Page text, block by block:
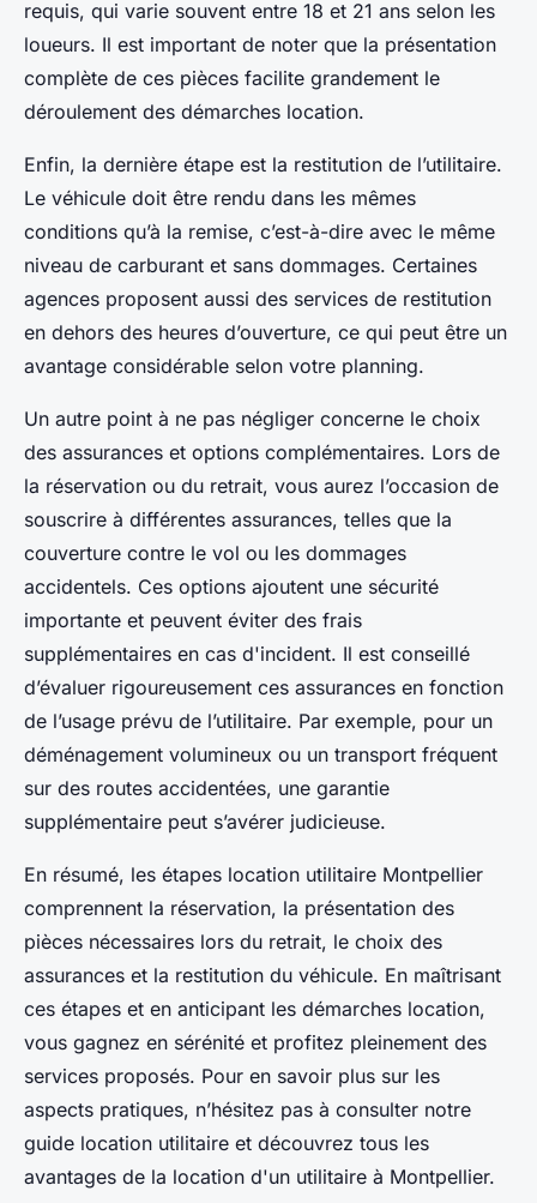
requis, qui varie souvent entre 18 et 21 ans selon les
loueurs. Il est important de noter que la présentation
complète de ces pièces facilite grandement le
déroulement des démarches location.
Enfin, la dernière étape est la restitution de l’utilitaire.
Le véhicule doit être rendu dans les mêmes
conditions qu’à la remise, c’est-à-dire avec le même
niveau de carburant et sans dommages. Certaines
agences proposent aussi des services de restitution
en dehors des heures d’ouverture, ce qui peut être un
avantage considérable selon votre planning.
Un autre point à ne pas négliger concerne le choix
des assurances et options complémentaires. Lors de
la réservation ou du retrait, vous aurez l’occasion de
souscrire à différentes assurances, telles que la
couverture contre le vol ou les dommages
accidentels. Ces options ajoutent une sécurité
importante et peuvent éviter des frais
supplémentaires en cas d'incident. Il est conseillé
d’évaluer rigoureusement ces assurances en fonction
de l’usage prévu de l’utilitaire. Par exemple, pour un
déménagement volumineux ou un transport fréquent
sur des routes accidentées, une garantie
supplémentaire peut s’avérer judicieuse.
En résumé, les étapes location utilitaire Montpellier
comprennent la réservation, la présentation des
pièces nécessaires lors du retrait, le choix des
assurances et la restitution du véhicule. En maîtrisant
ces étapes et en anticipant les démarches location,
vous gagnez en sérénité et profitez pleinement des
services proposés. Pour en savoir plus sur les
aspects pratiques, n’hésitez pas à consulter notre
guide location utilitaire et découvrez tous les
avantages de la location d'un utilitaire à Montpellier.